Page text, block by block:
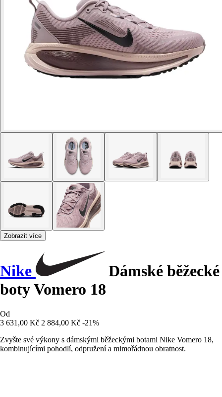
Zobrazit více
Nike
Dámské běžecké
boty Vomero 18
Od
3 631,00 Kč 2 884,00 Kč -21%
Zvyšte své výkony s dámskými běžeckými botami Nike Vomero 18,
kombinujícími pohodlí, odpružení a mimořádnou obratnost.